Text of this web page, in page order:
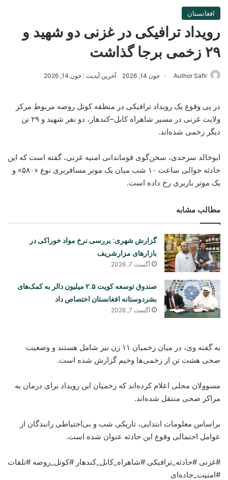
افغانستان
رویداد ترافیکی در غزنی دو شهید و
۲۹ زخمی برجا گذاشت
Author Safir جون 14, 2026 آخرین آپدیت : جون 14, 2026
در پی وقوع یک رویداد ترافیکی در منطقه کوتل روضه مربوط مرکز
ولایت غزنی در مسیر شاهراه کابل–کندهار، دو نفر شهید و ۲۹ تن
دیگر زخمی شده‌اند.
ابوخالد سرحدی، سخن‌گوی قوماندانی امنیه غزنی، گفته است که این
حادثه حوالی ساعت ۱۰ شب میان یک موتر مسافربری نوع «۵۸۰» و
یک موتر باربری رخ داده است.
مطالب مشابه
گزارش شهری: بررسی نرخ مواد خوراکی در
بازارهای مزارشریف
آگست 7, 2026
صندوق توسعه کویت ۲.۵ میلیون دالر به کمک‌های
بشردوستانه افغانستان اختصاص داد
آگست 7, 2026
به گفته وی، در میان زخمیان ۱۱ زن نیز شامل هستند و وضعیت
صحی هشت تن از زخمی‌ها وخیم گزارش شده است.
مسوولان محلی اعلام کرده‌اند که زخمیان این رویداد برای درمان به
مراکز صحی منتقل شده‌اند.
براساس معلومات ابتدایی، تاریکی شب و بی‌احتیاطی رانندگان از
عوامل احتمالی وقوع این حادثه عنوان شده است.
#غزنی #حادثه_ترافیکی #شاهراه_کابل_کندهار #کوتل_روضه #تلفات
#امنیت_جاده‌ای